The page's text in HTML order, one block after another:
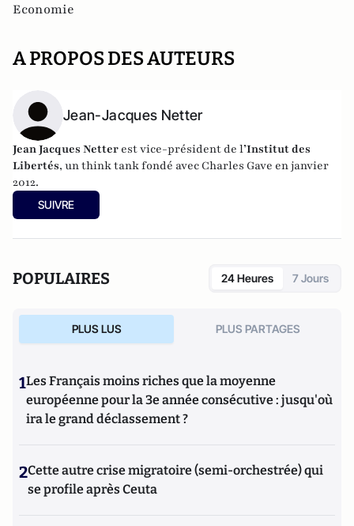
Economie
A PROPOS DES AUTEURS
Jean-Jacques Netter
Jean Jacques Netter est vice-président de l’Institut des
Libertés, un think tank fondé avec Charles Gave en janvier
2012.
SUIVRE
POPULAIRES 24 Heures 7 Jours
PLUS LUS PLUS PARTAGES
1Les Français moins riches que la moyenne
européenne pour la 3e année consécutive : jusqu'où
ira le grand déclassement ?
2Cette autre crise migratoire (semi-orchestrée) qui
se profile après Ceuta